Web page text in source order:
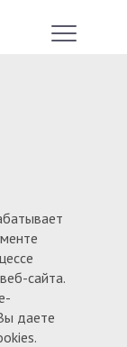
сайта.
даете